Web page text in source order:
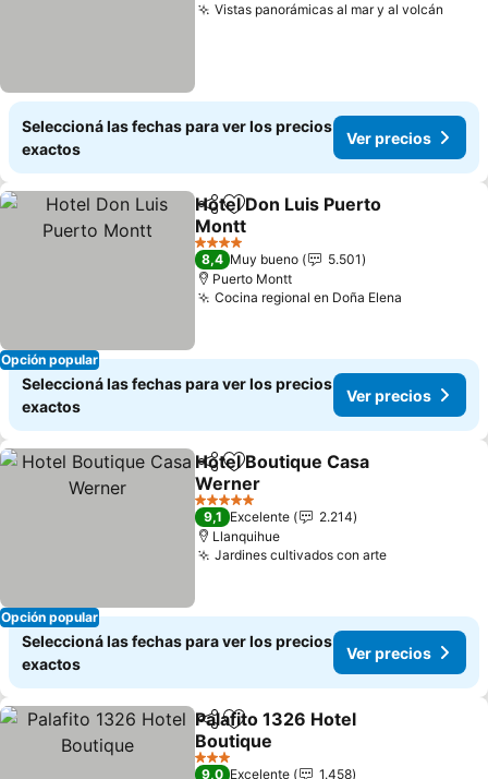
Vistas panorámicas al mar y al volcán
Seleccioná las fechas para ver los precios
exactos
Ver precios
Opción popular
CompartirAñadir a favoritos
Hotel Don Luis Puerto
Montt
Ver precios
4 Estrellas
8,4 Muy bueno
5.501
Puerto Montt
Cocina regional en Doña Elena
Seleccioná las fechas para ver los precios
exactos
Ver precios
Opción popular
CompartirAñadir a favoritos
Hotel Boutique Casa
Werner
Ver precios
5 Estrellas
9,1 Excelente
2.214
Llanquihue
Jardines cultivados con arteVer precios
Seleccioná las fechas para ver los precios
exactos
Ver precios
CompartirAñadir a favoritos
Palafito 1326 Hotel
Boutique
Ver precios
3 Estrellas
9,0 Excelente
1.458